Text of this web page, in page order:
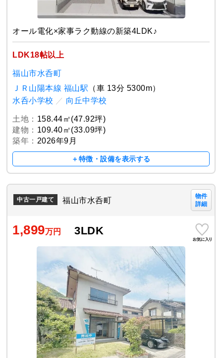
オール電化×家事ラク動線の新築4LDK♪
LDK18帖以上
福山市水呑町
ＪＲ山陽本線 福山駅 （車 13分 5300m）
水呑小学校 ／ 向丘中学校
土地： 158.44㎡(47.92坪)
建物： 109.40㎡(33.09坪)
築年： 2026年9月
＋特徴・設備を表示する
中古一戸建て 福山市水呑町
物件
詳細
1,899万円 3LDK